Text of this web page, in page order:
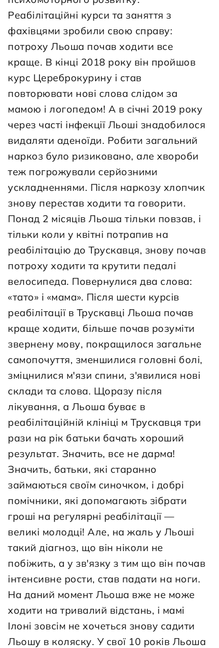
Реабілітаційні курси та заняття з
фахівцями зробили свою справу:
потроху Льоша почав ходити все
краще. В кінці 2018 року він пройшов
курс Цереброкурину і став
повторювати нові слова слідом за
мамою і логопедом! А в січні 2019 року
через часті інфекції Льоші знадобилося
видаляти аденоїди. Робити загальний
наркоз було ризиковано, але хвороби
теж погрожували серйозними
ускладненнями. Після наркозу хлопчик
знову перестав ходити та говорити.
Понад 2 місяців Льоша тільки повзав, і
тільки коли у квітні потрапив на
реабілітацію до Трускавця, знову почав
потроху ходити та крутити педалі
велосипеда. Повернулися два слова:
«тато» і «мама». Після шести курсів
реабілітації в Трускавці Льоша почав
краще ходити, більше почав розуміти
звернену мову, покращилося загальне
самопочуття, зменшилися головні болі,
зміцнилися м'язи спини, з'явилися нові
склади та слова. Щоразу після
лікування, а Льоша буває в
реабілітаційній клініці м Трускавця три
рази на рік батьки бачать хороший
результат. Значить, все не дарма!
Значить, батьки, які старанно
займаються своїм синочком, і добрі
помічники, які допомагають зібрати
гроші на регулярні реабілітації —
великі молодці! Але, на жаль у Льоші
такий діагноз, що він ніколи не
побіжить, а у зв'язку з тим що він почав
інтенсивне рости, став падати на ноги.
На даний момент Льоша вже не може
ходити на тривалий відстань, і мамі
Ілоні зовсім не хочеться знову садити
Льошу в коляску. У свої 10 років Льоша